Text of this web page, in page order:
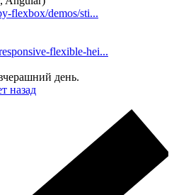
flexbox/demos/sti...
flexible-hei...
день.
назад